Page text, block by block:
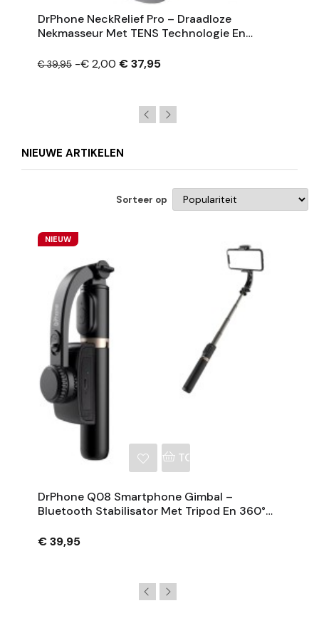
DrPhone NeckRelief Pro – Draadloze
Nekmasseur Met TENS Technologie En
€ 39,95 -€ 2,00 € 37,95
NIEUWE ARTIKELEN
Sorteer op
NIEUW
TOEVOEGEN AAN
DrPhone Q08 Smartphone Gimbal –
Bluetooth Stabilisator Met Tripod En 360°
€ 39,95